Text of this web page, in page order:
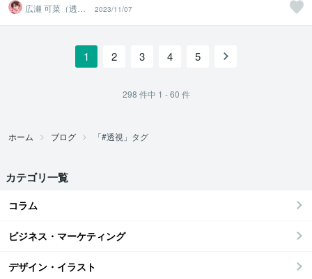
広瀬 可菜（透視
タロット⭐占い
師）
2023/11/07
1 2 3 4 5
298 件中 1 - 60 件
ホーム ブログ 「#透視」タグ
カテゴリ一覧
コラム
ビジネス・マーケティング
デザイン・イラスト